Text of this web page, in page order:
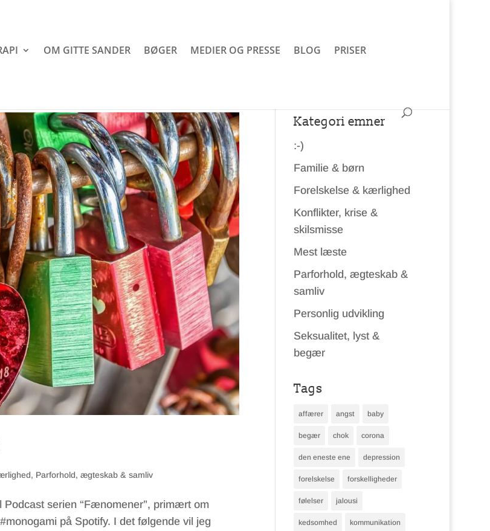
OM GITTE SANDER BØGER MEDIER OG PRESSE BLOG PRISER
, Parforhold, ægteskab & samliv
Podcast serien “Fænomener”, primært om
på Spotify. I det følgende vil jeg
Kategori emner
:-)
Familie & børn
Forelskelse & kærlighed
Konflikter, krise &
skilsmisse
Mest læste
Parforhold, ægteskab &
samliv
Personlig udvikling
Seksualitet, lyst &
begær
Tags
affærer angst baby
begær chok corona
den eneste ene depression
forelskelse forskelligheder
følelser jalousi
kedsomhed kommunikation